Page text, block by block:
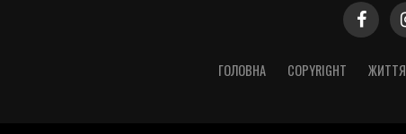
ГОЛОВНА COPYRIGHT ЖИТТЯ